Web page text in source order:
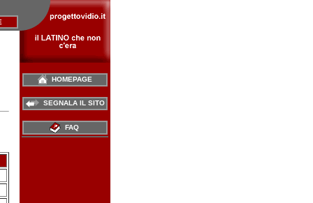
HOMEPAGE
SEGNALA IL SITO
FAQ